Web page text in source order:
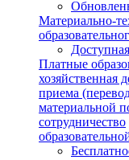
Материально-
Платные
хозяйственная
приема
материальной
сотрудничество